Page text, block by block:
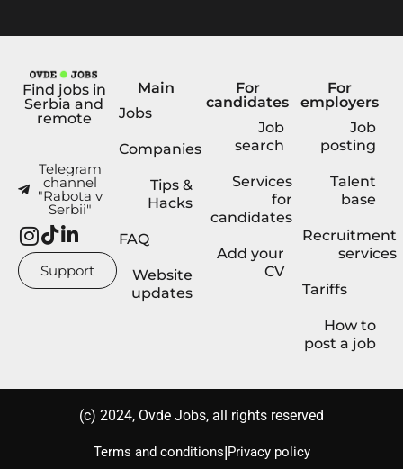
Find jobs in
Serbia and
remote
Telegram
channel
"Rabota v
Serbii"
Support
Main
Jobs
Companies
Tips &
Hacks
FAQ
Website
updates
For
candidates
Job
search
Services
for
candidates
Add your
CV
For
employers
Job
posting
Talent
base
Recruitment
services
Tariffs
How to
post a job
(с) 2024, Ovde Jobs, all rights reserved
Terms and conditions|Privacy policy